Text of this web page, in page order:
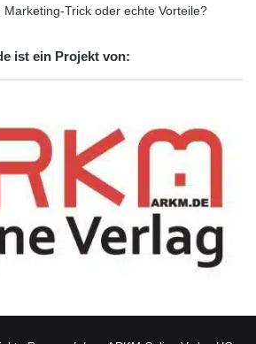
Marketing-Trick oder echte Vorteile?
ist ein Projekt von: